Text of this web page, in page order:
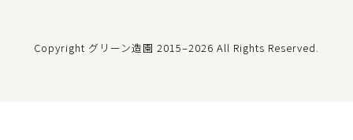
Copyright グリーン造園 2015–2026 All Rights Reserved.